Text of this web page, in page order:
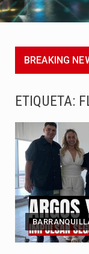
BREAKING
ETIQUETA: